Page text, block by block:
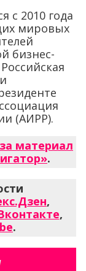
с 2010 года
мировых
бизнес-
(АИРР).
материал
.
,
,
.